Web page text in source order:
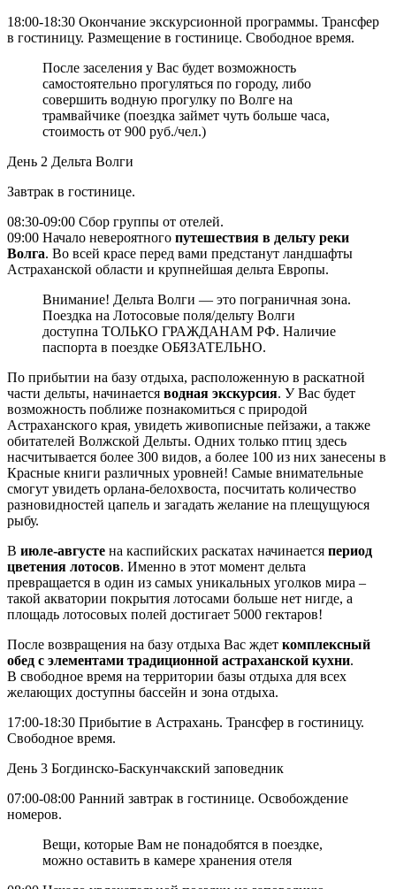
18:00-18:30 Окончание экскурсионной программы. Трансфер
в гостиницу. Размещение в гостинице. Свободное время.
После заселения у Вас будет возможность
самостоятельно прогуляться по городу, либо
совершить водную прогулку по Волге на
трамвайчике (поездка займет чуть больше часа,
стоимость от 900 руб./чел.)
День 2 Дельта Волги
Завтрак в гостинице.
08:30-09:00 Сбор группы от отелей.
09:00 Начало невероятного путешествия в дельту реки
Волга. Во всей красе перед вами предстанут ландшафты
Астраханской области и крупнейшая дельта Европы.
Внимание! Дельта Волги — это пограничная зона.
Поездка на Лотосовые поля/дельту Волги
доступна ТОЛЬКО ГРАЖДАНАМ РФ. Наличие
паспорта в поездке ОБЯЗАТЕЛЬНО.
По прибытии на базу отдыха, расположенную в раскатной
части дельты, начинается водная экскурсия. У Вас будет
возможность поближе познакомиться с природой
Астраханского края, увидеть живописные пейзажи, а также
обитателей Волжской Дельты. Одних только птиц здесь
насчитывается более 300 видов, а более 100 из них занесены в
Красные книги различных уровней! Самые внимательные
смогут увидеть орлана-белохвоста, посчитать количество
разновидностей цапель и загадать желание на плещущуюся
рыбу.
В июле-августе на каспийских раскатах начинается период
цветения лотосов. Именно в этот момент дельта
превращается в один из самых уникальных уголков мира –
такой акватории покрытия лотосами больше нет нигде, а
площадь лотосовых полей достигает 5000 гектаров!
После возвращения на базу отдыха Вас ждет комплексный
обед с элементами традиционной астраханской кухни.
В свободное время на территории базы отдыха для всех
желающих доступны бассейн и зона отдыха.
17:00-18:30 Прибытие в Астрахань. Трансфер в гостиницу.
Свободное время.
День 3 Богдинско-Баскунчакский заповедник
07:00-08:00 Ранний завтрак в гостинице. Освобождение
номеров.
Вещи, которые Вам не понадобятся в поездке,
можно оставить в камере хранения отеля